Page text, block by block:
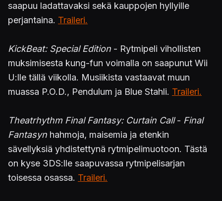
saapuu ladattavaksi sekä kauppojen hyllyille
perjantaina. Traileri.
KickBeat: Special Edition - Rytmipeli vihollisten
muksimisesta kung-fun voimalla on saapunut Wii
U:lle tällä viikolla. Musiikista vastaavat muun
muassa P.O.D., Pendulum ja Blue Stahli. Traileri.
Theatrhythm Final Fantasy: Curtain Call- Final
Fantasyn hahmoja, maisemia ja etenkin
sävellyksiä yhdistettynä rytmipelimuotoon. Tästä
on kyse 3DS:lle saapuvassa rytmipelisarjan
toisessa osassa. Traileri.